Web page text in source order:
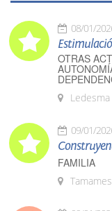
08/01/
OTRAS
Ledesma
09/01/
FAMILIA
Tamames